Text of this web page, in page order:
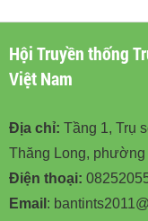
Hội Truyền thống
Việt Nam
Địa chỉ: Tầng 1, Trụ
Thăng Long,
Điện thoại:
Email :